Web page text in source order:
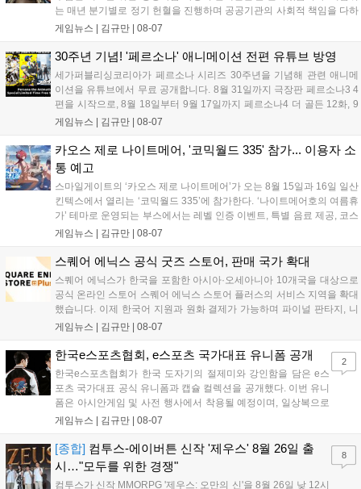
는 매년 분기별로 정기 헌혈을 진행하며 공공기관의 사회적 책임을 다하
고 있으며, 이번 행사에는 영화진흥위원회 등 14개 기관 임직원이 동참
따뜻한 실천에 참여한 모든 임직원에게 감사의 뜻을 전하며 헌혈 문화
확산에 앞장섰습니다....
게임뉴스 | 김규만 08-07
30주년 기념! '페르소나' 애니메이션 전편 유튜브 방영
세가퍼블리싱코리아가 페르소나 시리즈 30주년을 기념해 관련 애니메
이션을 유튜브에서 무료 공개합니다. 8월 31일까지 극장판 페르소나3 4
편을 시작으로, 8월 18일부터 9월 17일까지 페르소나4 더 골든 12화, 9
월 15일부터 10월 14일까지 페르소나5 시리즈가 순차 공개됩니다. 또한
영상 및 대형 전광판에 소개될 예정입니다....
게임뉴스 | 김규만 08-07
카오스 제로 나이트메어, '코믹월드 335' 참가... 이용자 소
통 예고
스마일게이트의 ‘카오스 제로 나이트메어’가 오는 8월 15일과 16일 일산
킨텍스에서 열리는 ‘코믹월드 335’에 참가한다. ‘나이트메어호의 여름휴
가’ 테마로 운영되는 부스에서는 레벨 인증 이벤트, 특별 음료 제공, 코스
프레 모델 포토존 등 다채로운 행사가 진행된다. 유명 코스어 7인이 캐릭
세한 정보는 공식 커뮤니티에서 확인 가능하다....
게임뉴스 | 김규만 08-07
스퀘어 에닉스 공식 굿즈 스토어, 판매 국가 확대
스퀘어 에닉스가 한국을 포함한 아시아·오세아니아 10개국을 대상으로
공식 온라인 스토어 스퀘어 에닉스 스토어 플러스의 서비스 지역을 확대
했습니다. 이제 한국어 지원과 원화 결제가 가능하며 파이널 판타지, 니
어 등 주요 게임의 피규어, 굿즈를 구매할 수 있습니다. 신상품이 순차적
용 가능합니다....
게임뉴스 | 김규만 08-07
한국e스포츠협회, e스포츠 국가대표 유니폼 공개
한국e스포츠협회가 한국 도자기의 절제미와 강인함을 담은 e스
포츠 국가대표 공식 유니폼과 캡슐 컬렉션을 공개했다. 이번 유니
폼은 아시안게임 및 사전 행사에서 착용될 예정이며, 일상복으로
구성된 컬렉션은 오는 8월 28일부터 골스튜디오 공식 홈페이지
서는 대회 규정에 따라 별도의 유니폼을 착용할 계획이다....
게임뉴스 | 김규만 08-07
2
[종합] 컴투스-에이버튼 신작 '제우스' 8월 26일 출
시…"모두를 위한 경쟁"
컴투스가 신작 MMORPG '제우스: 오만의 신'을 8월 26일 낮 12시
8